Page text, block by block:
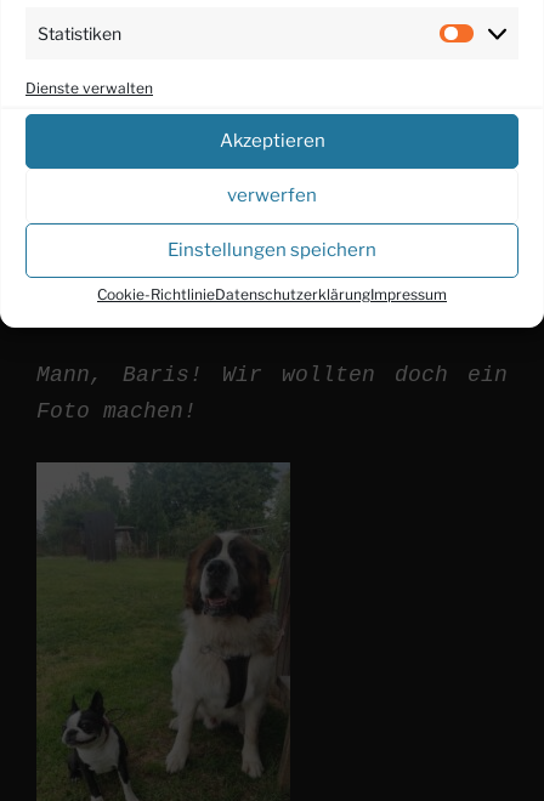
Statistiken
Dienste verwalten
Akzeptieren
verwerfen
Einstellungen speichern
Cookie-RichtlinieDatenschutzerklärungImpressum
schlecht!
Mann, Baris! Wir wollten doch ein
Foto machen!